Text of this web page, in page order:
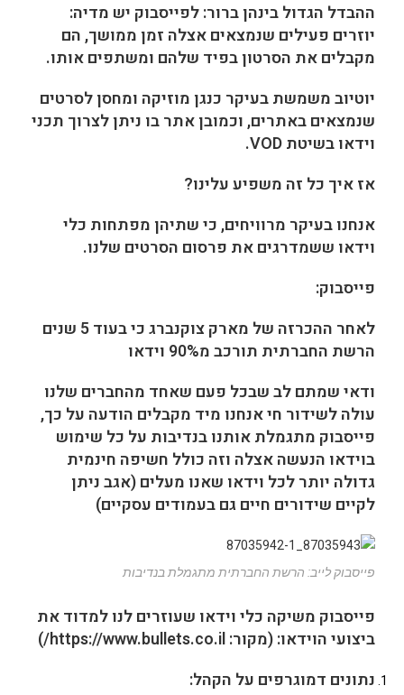
ההבדל הגדול בינהן ברור: לפייסבוק יש מדיה:
יוזרים פעילים שנמצאים אצלה זמן ממושך, הם
מקבלים את הסרטון בפיד שלהם ומשתפים אותו.
יוטיוב משמשת בעיקר כנגן מוזיקה ומחסן לסרטים
שנמצאים באתרים, וכמובן אתר בו ניתן לצרוך תכני
וידאו בשיטת VOD.
אז איך כל זה משפיע עלינו?
אנחנו בעיקר מרוויחים, כי שתיהן מפתחות כלי
וידאו ששמדרגים את פרסום הסרטים שלנו.
פייסבוק:
לאחר ההכרזה של מארק צוקנברג כי בעוד 5 שנים
הרשת החברתית תורכב מ90% וידאו
ודאי שמתם לב שבכל פעם שאחד מהחברים שלנו
עולה לשידור חי אנחנו מיד מקבלים הודעה על כך,
פייסבוק מתגמלת אותנו בנדיבות על כל שימוש
בוידאו הנעשה אצלה וזה כולל חשיפה חינמית
גדולה יותר לכל וידאו שאנו מעלים (אגב ניתן
לקיים שידורים חיים גם בעמודים עסקיים)
פייסבוק לייב: הרשת החברתית מתגמלת בנדיבות
פייסבוק משיקה כלי וידאו שעוזרים לנו למדוד את
ביצועי הוידאו: (מקור:https://www.bullets.co.il/
)
נתונים דמוגרפים על הקהל: